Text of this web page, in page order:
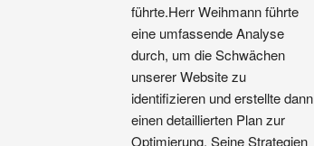
führte.Herr Weihmann führte
eine umfassende Analyse
durch, um die Schwächen
unserer Website zu
identifizieren und erstellte dann
einen detaillierten Plan zur
Optimierung. Seine Strategien